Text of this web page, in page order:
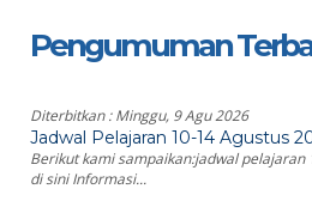
Pengumuman
Diterbitkan :Minggu, 9 Agu 2026
Jadwal Pelajaran 10-14 Agustus
Berikut kami sampaikan:jadwal pelajaran
di sini Informasi...